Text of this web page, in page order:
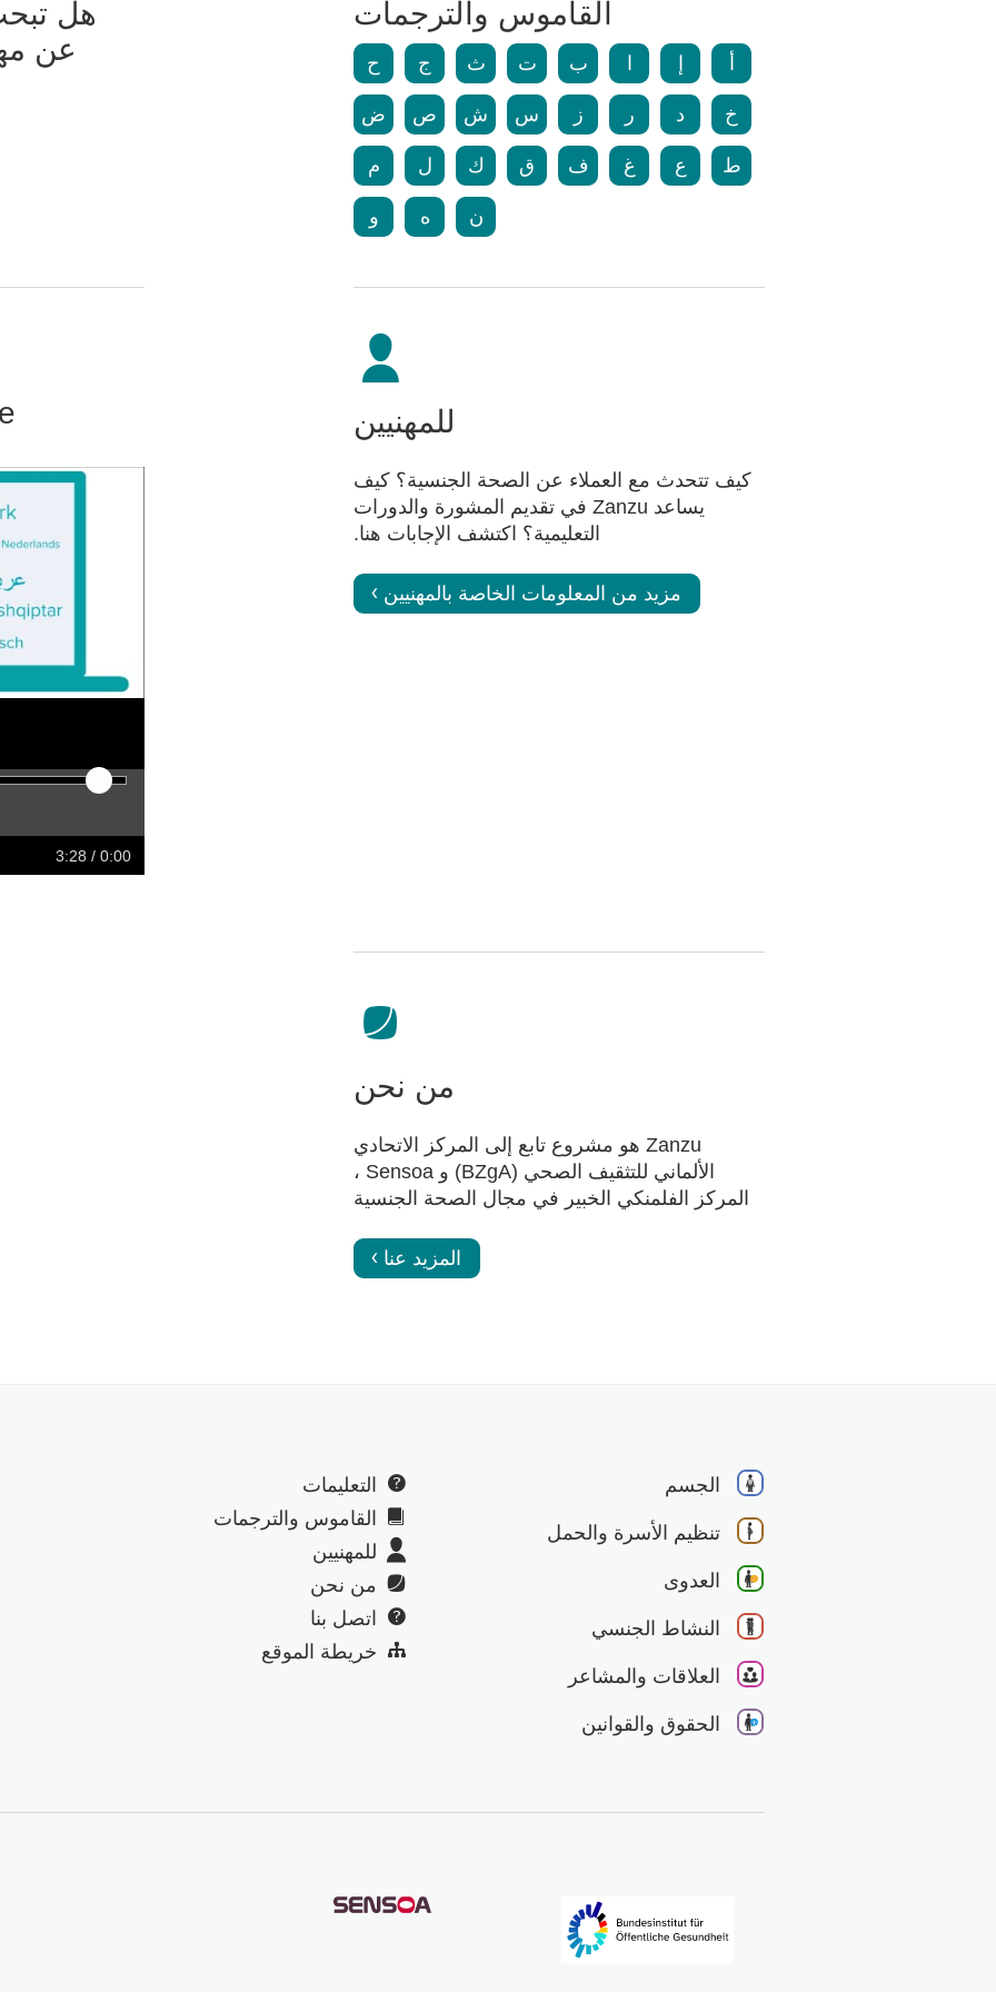
القاموس والترجمات
أ إ ا ب ت ث ج ح
خ د ر ز س ش ص ض
ط ع غ ف ق ك ل م
ن ه و
هل
عن
للمهنيين
كيف تتحدث مع العملاء عن الصحة الجنسية؟ كيف
يساعد Zanzu في تقديم المشورة والدورات
التعليمية؟ اكتشف الإجابات هنا.
مزيد من المعلومات الخاصة بالمهنيين
0:00
/ 3:28
من نحن
Zanzu هو مشروع تابع إلى المركز الاتحادي
الألماني للتثقيف الصحي (BZgA) و Sensoa ،
المركز الفلمنكي الخبير في مجال الصحة الجنسية
المزيد عنا
الجسم
تنظيم الأسرة والحمل
العدوى
النشاط الجنسي
العلاقات والمشاعر
الحقوق والقوانين
التعليمات
القاموس والترجمات
للمهنيين
من نحن
اتصل بنا
خريطة الموقع